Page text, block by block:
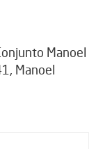
Manoel
Manoel